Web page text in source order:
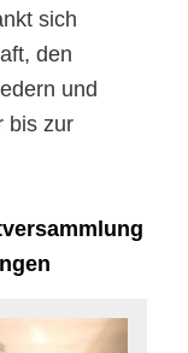
sich
den
und
bis zur